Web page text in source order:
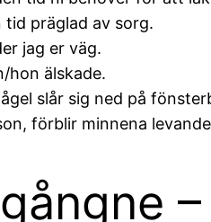
tid präglad av sorg.
jag er väg.
hon älskade.
slår sig ned på
förblir minnena